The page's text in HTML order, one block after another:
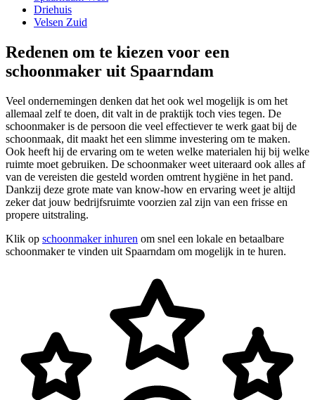
Driehuis
Velsen Zuid
Redenen om te kiezen voor een
schoonmaker uit Spaarndam
Veel ondernemingen denken dat het ook wel mogelijk is om het
allemaal zelf te doen, dit valt in de praktijk toch vies tegen. De
schoonmaker is de persoon die veel effectiever te werk gaat bij de
schoonmaak, dit maakt het een slimme investering om te maken.
Ook heeft hij de ervaring om te weten welke materialen hij bij welke
ruimte moet gebruiken. De schoonmaker weet uiteraard ook alles af
van de vereisten die gesteld worden omtrent hygiëne in het pand.
Dankzij deze grote mate van know-how en ervaring weet je altijd
zeker dat jouw bedrijfsruimte voorzien zal zijn van een frisse en
propere uitstraling.
Klik op schoonmaker inhuren om snel een lokale en betaalbare
schoonmaker te vinden uit Spaarndam om mogelijk in te huren.